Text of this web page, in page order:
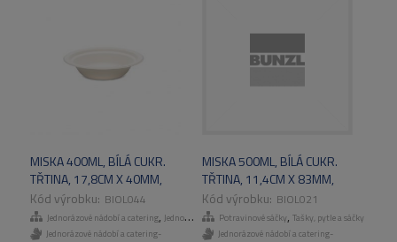
MISKA 400ML, BÍLÁ CUKR.
TŘTINA, 17,8CM X 40MM,
50KS/BAL,
20BAL/KART,PRIMESOURCE
BIOL044
Jednorázové nádobí a catering, Jednorázové talíře a misky
Jednorázové nádobí a catering-
MISKA 500ML, BÍLÁ CUKR.
TŘTINA, 11,4CM X 83MM,
50KS/BAL,
12BAL/KART,PRIMESOURCE
BIOL021
Potravinové sáčky, Tašky, pytle a sáčky
Jednorázové nádobí a catering-